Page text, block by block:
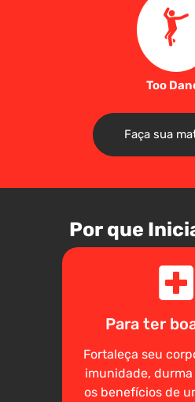
Too
Faça sua
Por que
Para ter
Fortaleça seu
imunidade,
os benefícios de